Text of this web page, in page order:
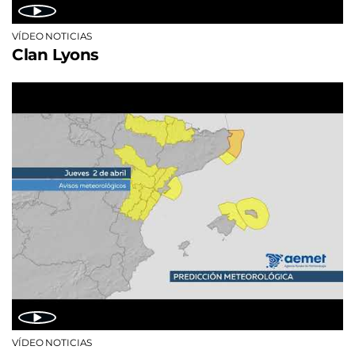
VÍDEO NOTICIAS
Clan Lyons
VÍDEO NOTICIAS